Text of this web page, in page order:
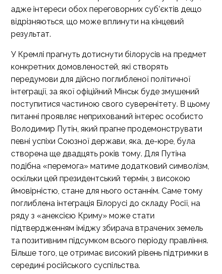
адже інтереси обох переговорних суб’єктів дещо
відрізняються, що може вплинути на кінцевий
результат.
У Кремлі прагнуть дотиснути білорусів на предмет
конкретних домовленостей, які створять
передумови для дійсно поглибленої політичної
інтеграції, за якої офіційний Мінськ буде змушений
поступитися частиною свого суверенітету. В цьому
питанні проявляє неприхований інтерес особисто
Володимир Путін, який прагне продемонструвати
певні успіхи Союзної держави, яка, де-юре, була
створена ще двадцять років тому. Для Путіна
подібна «перемога» матиме додатковий символізм,
оскільки цей президентський термін, з високою
ймовірністю, стане для нього останнім. Саме тому
поглиблена інтеграція Білорусі до складу Росії, на
ряду з «анексією Криму» може стати
підтвердженням іміджу збирача втрачених земель
та позитивним підсумком всього періоду правління.
Більше того, це отримає високий рівень підтримки в
середині російського суспільства.